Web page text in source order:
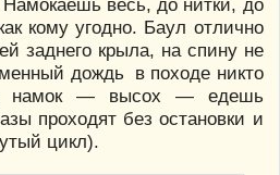
весь, до нитки, до
кому угодно. Баул отлично
заднего крыла, на спину не
дождь в походе никто
намок — высох — едешь
проходят без остановки и
цикл).